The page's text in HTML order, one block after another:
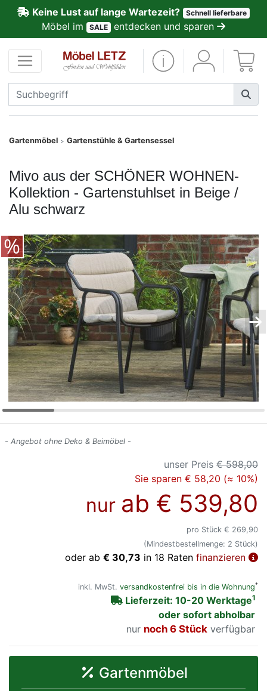
Keine Lust auf lange Wartezeit? Schnell lieferbare
Möbel im SALE entdecken und sparen
Gartenmöbel > Gartenstühle & Gartensessel
Mivo aus der SCHÖNER WOHNEN-
Kollektion - Gartenstuhlset in Beige /
Alu schwarz
- Angebot ohne Deko & Beimöbel -
unser Preis € 598,00
Sie sparen € 58,20 (≈ 10%)
nur ab € 539,80
pro Stück € 269,90
(Mindestbestellmenge: 2 Stück)
oder ab € 30,73 in 18 Raten finanzieren
inkl. MwSt. versandkostenfrei bis in die Wohnung*
Lieferzeit: 10-20 Werktage1
oder sofort abholbar
nur
noch 6 Stück verfügbar
Gartenmöbel
Kundenmeinungen
Anmelden
PREMIUM
Schnell
SALE
Möbel-
Konfigurator
0%
Finanzierung
Markenwelt
Letz-
Deals